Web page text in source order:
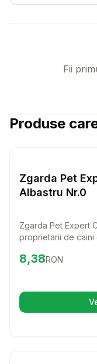
Fii
Produse
Zgarda Pet
Albastru Nr.0
Zgarda Pet Expert
proprietarii de
ofera confort
Preț:8.38
8,38RON